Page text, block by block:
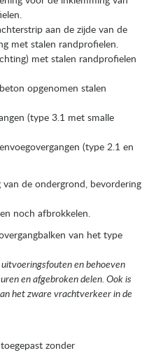
aan de zijde van de
met stalen randprofielen.
met stalen randprofielen
opgenomen stalen
(type 3.1 met smalle
(type 2.1 en
van de ondergrond, bevordering
noch afbrokkelen.
van het type
en behoeven
en afgebroken delen. Ook is
het zware vrachtverkeer in de
zonder